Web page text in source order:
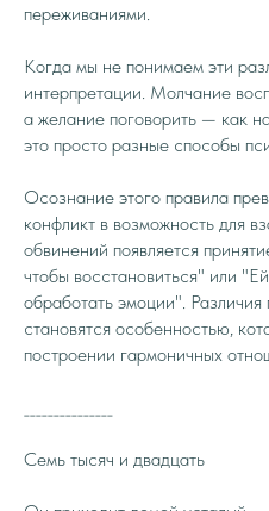
переживаниями.
Когда мы не понимаем эти
интерпретации. Молчание
а желание поговорить — как
это просто разные способы
Осознание этого правила
конфликт в возможность для
обвинений появляется
чтобы восстановиться" или
обработать эмоции".
становятся особенностью,
построении гармоничных
Семь тысяч и двадцать